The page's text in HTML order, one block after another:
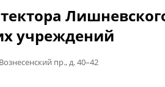
учреждений
пр., д. 40–42